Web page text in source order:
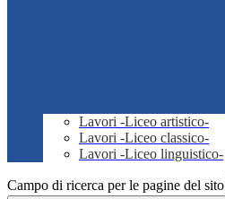
Lavori -Liceo artistico-
Lavori -Liceo classico-
Lavori -Liceo linguistico-
Campo di ricerca per le pagine del sito